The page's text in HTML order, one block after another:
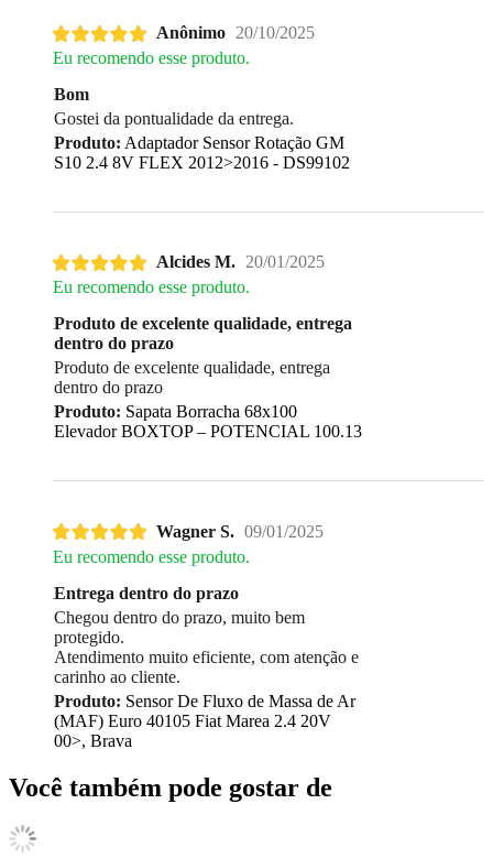
Anônimo 20/10/2025
Eu recomendo esse produto.
Bom
Gostei da pontualidade da entrega.
Produto: Adaptador Sensor Rotação GM
S10 2.4 8V FLEX 2012>2016 - DS99102
Alcides M. 20/01/2025
Eu recomendo esse produto.
Produto de excelente qualidade, entrega
dentro do prazo
Produto de excelente qualidade, entrega
dentro do prazo
Produto: Sapata Borracha 68x100
Elevador BOXTOP – POTENCIAL 100.13
Wagner S. 09/01/2025
Eu recomendo esse produto.
Entrega dentro do prazo
Chegou dentro do prazo, muito bem
protegido.
Atendimento muito eficiente, com atenção e
carinho ao cliente.
Produto: Sensor De Fluxo de Massa de Ar
(MAF) Euro 40105 Fiat Marea 2.4 20V
00>, Brava
Você também pode gostar de